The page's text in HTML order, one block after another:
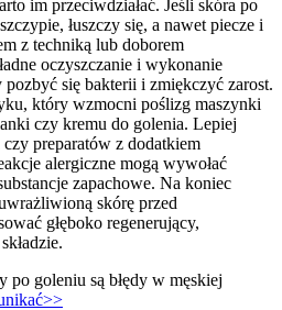
im przeciwdziałać. Jeśli skóra po
łuszczy się, a nawet piecze i
z techniką lub doborem
oczyszczanie i wykonanie
się bakterii i zmiękczyć zarost.
który wzmocni poślizg maszynki
czy kremu do golenia. Lepiej
preparatów z dodatkiem
alergiczne mogą wywołać
zapachowe. Na koniec
skórę przed
głęboko regenerujący,
po goleniu są błędy w męskiej